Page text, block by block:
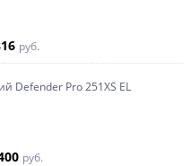
руб.
Defender Pro 251XS EL
руб.